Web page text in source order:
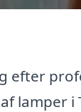
efter
lamper i